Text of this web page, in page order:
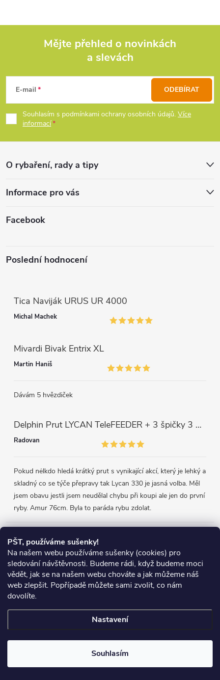
PŠT, používáme sušenky!
Na našem webu používáme sušenky (cookies) pro
sledování návštěvnosti. Budeme rádi, když budeme moci
vědět, jak se na našem webu chováte a jak můžeme náš
web zlepšit. Popřípadě můžete sami zvolit, co nám
dovolíte.
Nastavení
Souhlasím
á
c
í
p
r
v
y
v
p
s
u
p
a
Mějte přehled o novinkách
a slevách
E-mail
Souhlasím s podmínkami ochrany osobních údajů. Více
informací
ODEBÍRAT
O rybaření, rady a tipy
Informace pro vás
Facebook
Poslední hodnocení
Tica Naviják URUS UR 4000
Michal Machek
Mivardi Bivak Entrix XL
Martin Haniš
Dávám 5 hvězdiček
Delphin Prut LYCAN TeleFEEDER + 3 špičky 3 m, 80 g
Radovan
Pokud nėlkdo hledá krátký prut s vynikající akcí, který je lehký a
skladný co se týče přepravy tak Lycan 330 je jasná volba. Měl
jsem obavu jestli jsem neudělal chybu při koupi ale jen do první
ryby. Amur 76cm. Byla to paráda rybu zdolat.
Přijímáme online platby
Heureka.cz Obchodní podmínky
Reklamace
Copyright 2026Chyť si rybu. Všechna práva vyhrazena.